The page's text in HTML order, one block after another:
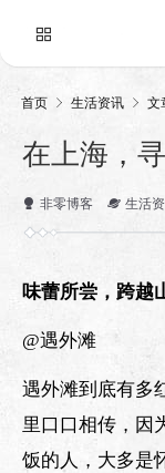
首页 生活资讯 文
在上海，
非零博客 生活
味蕾所尝，跨越
@遇外滩
遇外滩到底有多
里口口相传，因
饭的人，大多是